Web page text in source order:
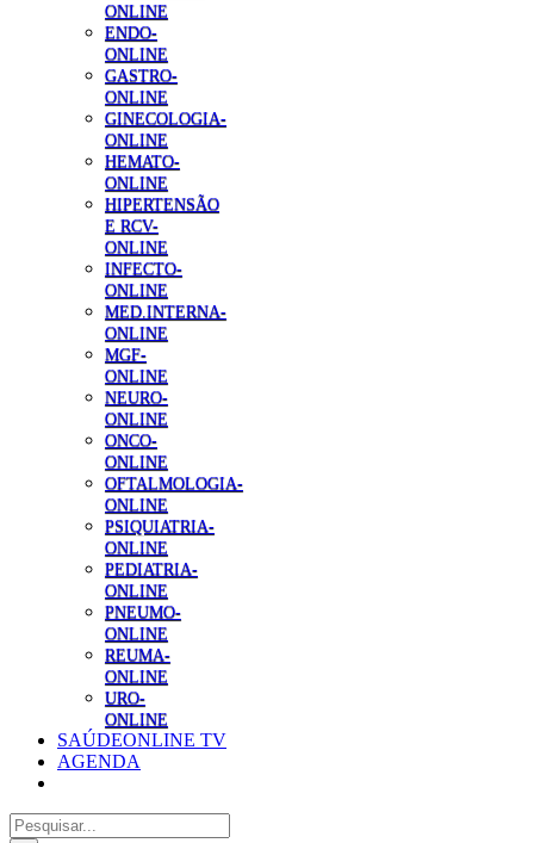
ONLINE
ENDO-
ONLINE
GASTRO-
ONLINE
GINECOLOGIA-
ONLINE
HEMATO-
ONLINE
HIPERTENSÃO
E RCV-
ONLINE
INFECTO-
ONLINE
MED.INTERNA-
ONLINE
MGF-
ONLINE
NEURO-
ONLINE
ONCO-
ONLINE
OFTALMOLOGIA-
ONLINE
PSIQUIATRIA-
ONLINE
PEDIATRIA-
ONLINE
PNEUMO-
ONLINE
REUMA-
ONLINE
URO-
ONLINE
SAÚDEONLINE TV
AGENDA
Pesquisar